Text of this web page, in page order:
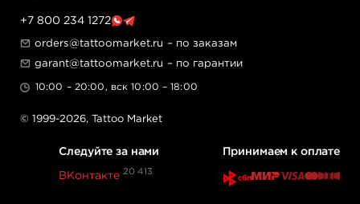
+7 800 234 1272
orders@tattoomarket.ru – по заказам
garant@tattoomarket.ru – по гарантии
10:00 – 20:00, вск 10:00 – 18:00
© 1999-2026, Tattoo Market
Следуйте за нами
ВКонтакте 20 413
Принимаем к оплате